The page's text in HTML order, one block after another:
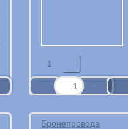
1
Бронепровода